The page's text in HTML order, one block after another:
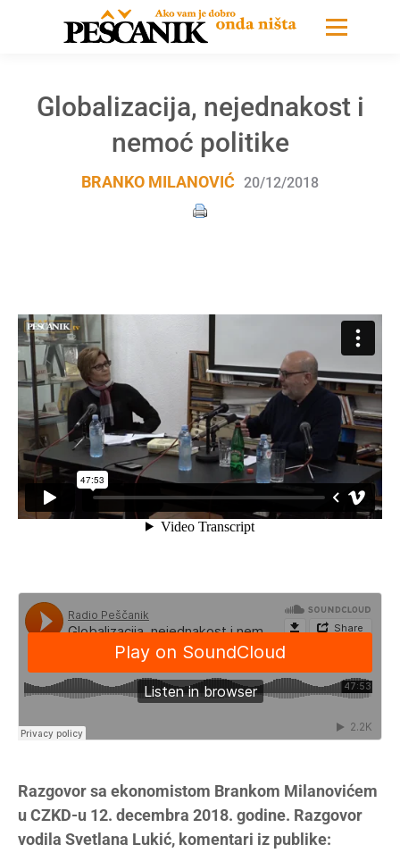
Globalizacija, nejednakost i
nemoć politike
BRANKO MILANOVIĆ 20/12/2018
Razgovor sa ekonomistom Brankom Milanovićem
u CZKD-u 12. decembra 2018. godine. Razgovor
vodila Svetlana Lukić, komentari iz publike: